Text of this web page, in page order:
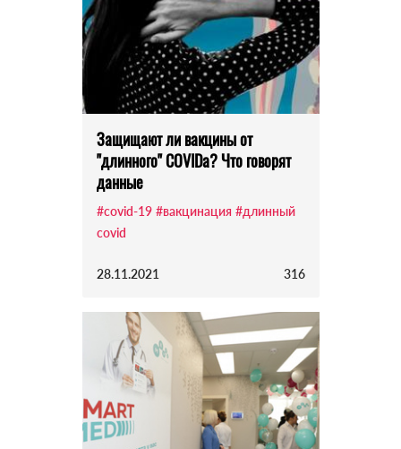
Защищают ли вакцины от
"длинного" COVIDа? Что говорят
данные
#covid-19 #вакцинация #длинный
covid
28.11.2021 316